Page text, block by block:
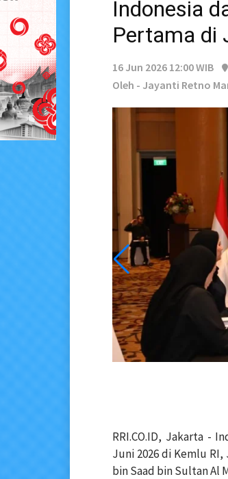
Indonesia
Pertama di
16 Jun 2026 12:00 WIB
Oleh - Jayanti Retno
RRI.CO.ID, Jakarta -
Juni 2026 di Kemlu
bin Saad bin Sultan Al